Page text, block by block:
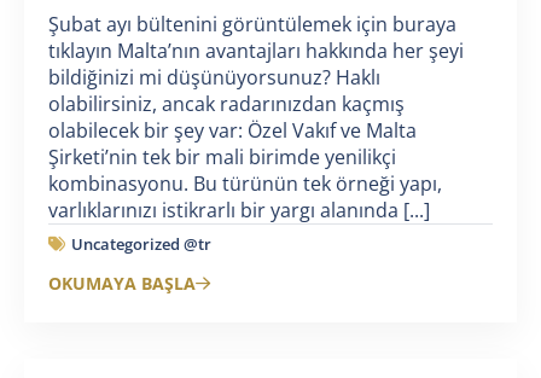
Şubat ayı bültenini görüntülemek için buraya
tıklayın Malta’nın avantajları hakkında her şeyi
bildiğinizi mi düşünüyorsunuz? Haklı
olabilirsiniz, ancak radarınızdan kaçmış
olabilecek bir şey var: Özel Vakıf ve Malta
Şirketi’nin tek bir mali birimde yenilikçi
kombinasyonu. Bu türünün tek örneği yapı,
varlıklarınızı istikrarlı bir yargı alanında [...]
Uncategorized @tr
OKUMAYA BAŞLA